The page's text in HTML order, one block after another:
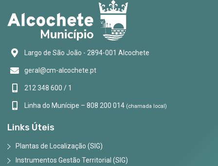
Largo de São João - 2894-001 Alcochete
geral@cm-alcochete.pt
212 348 600 / 1
Linha do Munícipe – 808 200 014 (chamada local)
Links Úteis
Plantas de Localização (SIG)
Instrumentos Gestão Territorial (SIG)